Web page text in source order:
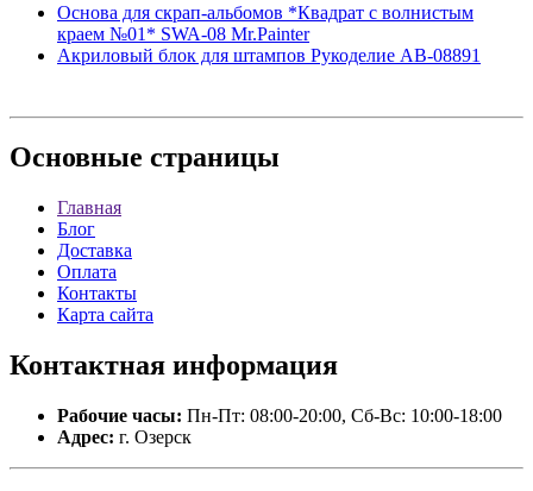
Основа для скрап-альбомов *Квадрат с волнистым
краем №01* SWA-08 Mr.Painter
Акриловый блок для штампов Рукоделие AB-08891
Основные страницы
Главная
Блог
Доставка
Оплата
Контакты
Карта сайта
Контактная информация
Рабочие часы: Пн-Пт: 08:00-20:00, Сб-Вс: 10:00-18:00
Адрес: г. Озерск